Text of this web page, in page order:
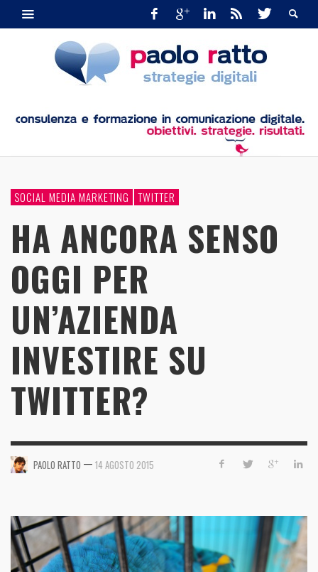
SOCIAL MEDIA MARKETING TWITTER
HA ANCORA SENSO
OGGI PER
UN’AZIENDA
INVESTIRE SU
TWITTER?
PAOLO RATTO — 14 AGOSTO 2015